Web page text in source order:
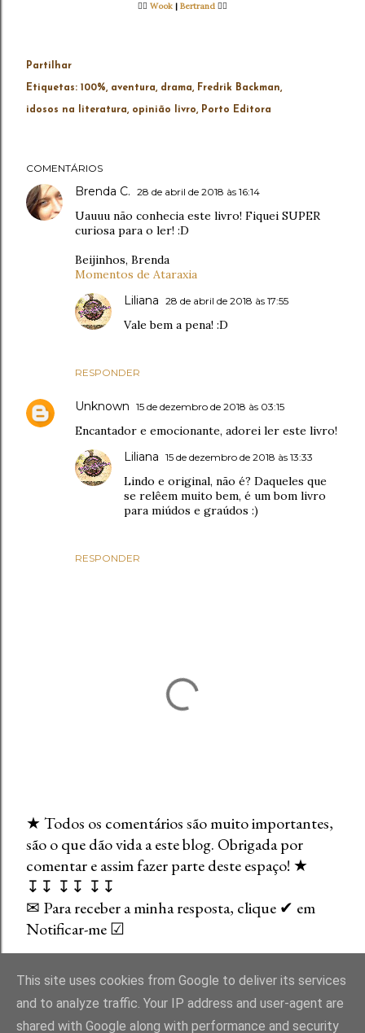
👉🏻 Wook | Bertrand 👈🏻
Partilhar
Etiquetas: 100% aventura drama Fredrik Backman
idosos na literatura opinião livro Porto Editora
COMENTÁRIOS
Brenda C. 28 de abril de 2018 às 16:14
Uauuu não conhecia este livro! Fiquei SUPER
curiosa para o ler! :D
Beijinhos, Brenda
Momentos de Ataraxia
RESPONDER
Liliana 28 de abril de 2018 às 17:55
Vale bem a pena! :D
Unknown 15 de dezembro de 2018 às 03:15
Encantador e emocionante, adorei ler este livro!
RESPONDER
Liliana 15 de dezembro de 2018 às 13:33
Lindo e original, não é? Daqueles que
se relêem muito bem, é um bom livro
para miúdos e graúdos :)
E
n
v
i
a
r
u
m
c
★ Todos os comentários são muito importantes,
são o que dão vida a este blog. Obrigada por
comentar e assim fazer parte deste espaço! ★
↧↧ ↧↧ ↧↧
✉ Para receber a minha resposta, clique ✔ em
Notificar-me ☑
This site uses cookies from Google to deliver its services
and to analyze traffic. Your IP address and user-agent are
shared with Google along with performance and security